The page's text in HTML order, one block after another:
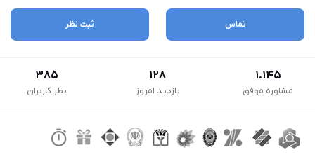
تماس ثبت نظر
1.145
مشاوره موفق
128
بازدید امروز
385
نظر کاربران